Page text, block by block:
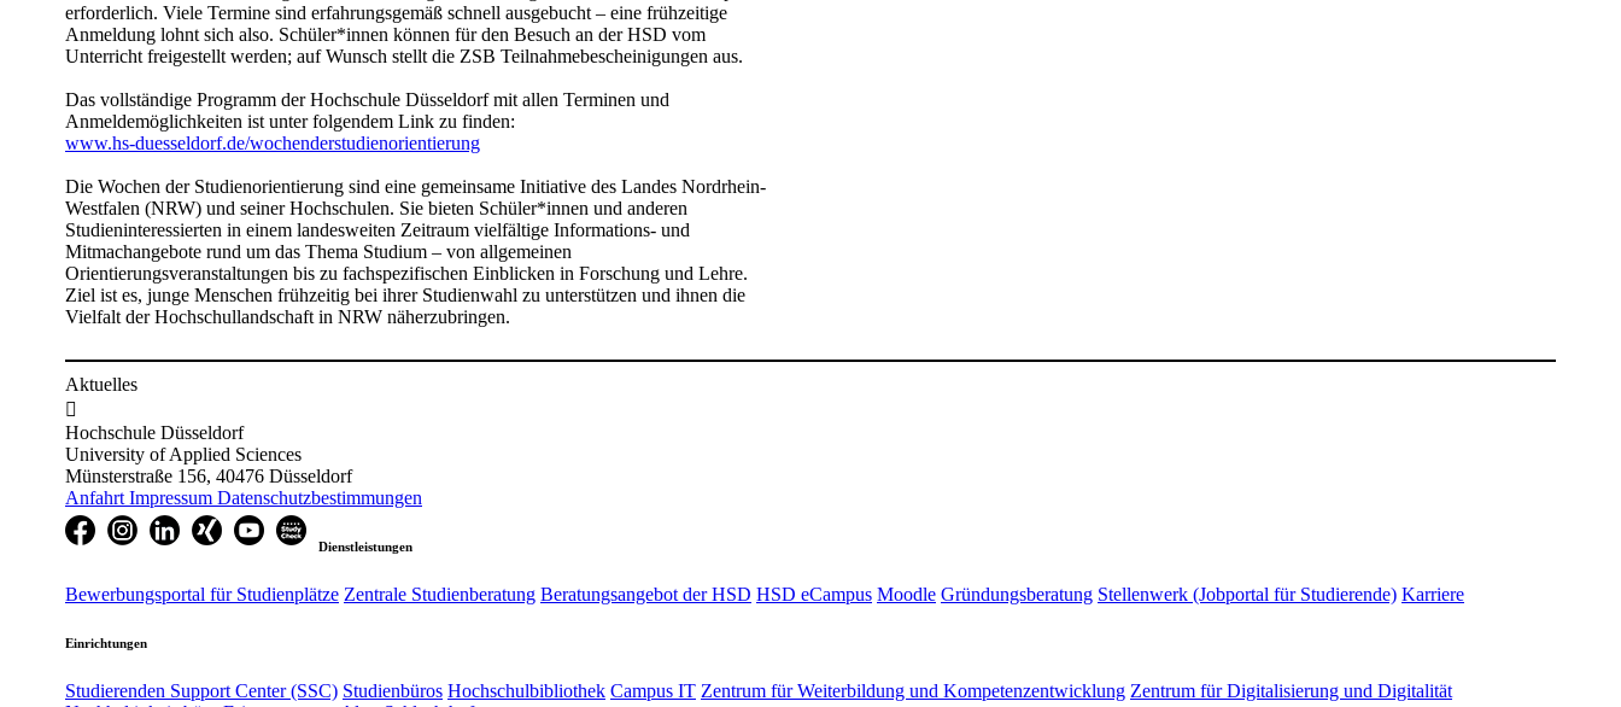
erforderlich. Viele Termine sind erfahrungsgemäß schnell ausgebucht – eine frühzeitige
Anmeldung lohnt sich also. Schüler*innen können für den Besuch an der HSD vom
Unterricht freigestellt werden; auf Wunsch stellt die ZSB Teilnahmebescheinigungen aus.
Das vollständige Programm der Hochschule Düsseldorf mit allen Terminen und
Anmeldemöglichkeiten ist unter folgendem Link zu finden:
www.hs-duesseldorf.de/wochenderstudienorientierung
Die Wochen der Studienorientierung sind eine gemeinsame Initiative des Landes Nordrhein-
Westfalen (NRW) und seiner Hochschulen. Sie bieten Schüler*innen und anderen
Studieninteressierten in einem landesweiten Zeitraum vielfältige Informations- und
Mitmachangebote rund um das Thema Studium – von allgemeinen
Orientierungsveranstaltungen bis zu fachspezifischen Einblicken in Forschung und Lehre.
Ziel ist es, junge Menschen frühzeitig bei ihrer Studienwahl zu unterstützen und ihnen die
Vielfalt der Hochschullandschaft in NRW näherzubringen.
Aktuelles

Hochschule Düsseldorf
University of Applied Sciences
Münsterstraße 156, 40476 Düsseldorf
Anfahrt Impressum Datenschutzbestimmungen
Dienstleistungen
Bewerbungsportal für Studienplätze Zentrale Studienberatung Beratungsangebot der HSD HSD eCampus Moodle Gründungsberatung Stellenwerk (Jobportal für Studierende) Karriere
Einrichtungen
Studierenden Support Center (SSC) Studienbüros Hochschulbibliothek Campus IT Zentrum für Weiterbildung und Kompetenzentwicklung Zentrum für Digitalisierung und Digitalität